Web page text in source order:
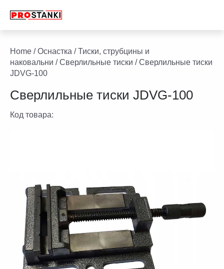
Home /Оснастка /Тиски, струбцины и
наковальни /Сверлильные тиски / Сверлильные тиски
JDVG-100
Сверлильные тиски JDVG-100
Код товара: